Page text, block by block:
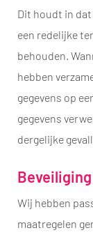
Dit houdt in
een redelijke
behouden.
hebben
gegevens op
gegevens
dergelijke
Wij hebben
maatregelen